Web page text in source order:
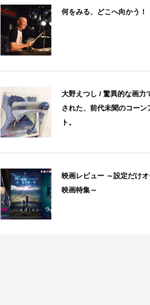
何をみる、どこへ向かう！
大野えつし / 驚異的な画力
された、前代未聞のコーン
ト。
映画レビュー ～設定だけオ
映画特集～
レビュー ～設定出オチのわけわから
画「壁の女」～